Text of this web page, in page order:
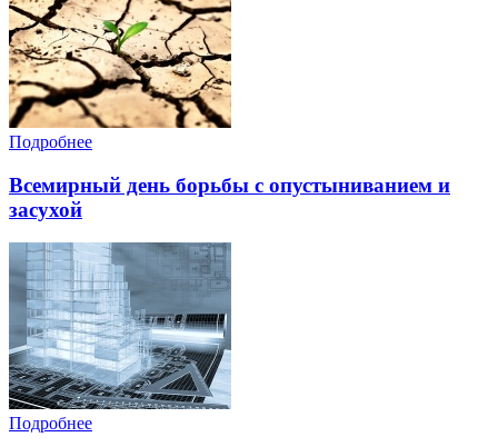
Подробнее
Всемирный день борьбы с опустыниванием и
засухой
Подробнее